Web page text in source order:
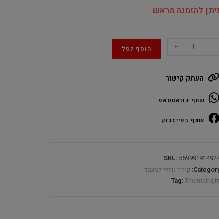
ניתן להזמנה מראש
Thermalright
White
420
LCD
RGB
-
+ הוסף לסל
העתק קישור
שתף בוואטסאפ
שתף בפייסבוק
SKU:
קירור נוזלי למעבד
Tag:Thermalright